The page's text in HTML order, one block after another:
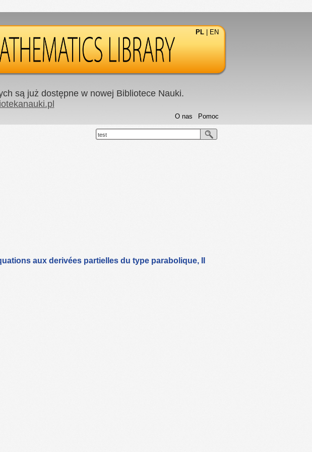
PL EN
są już dostępne w nowej Bibliotece Nauki.
Pomoc
O nas
test
aux derivées partielles du type parabolique, II